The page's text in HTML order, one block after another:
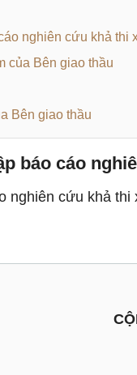
nghiên cứu khả thi
của Bên giao thầu
Bên giao thầu
báo cáo
nghiên cứu khả